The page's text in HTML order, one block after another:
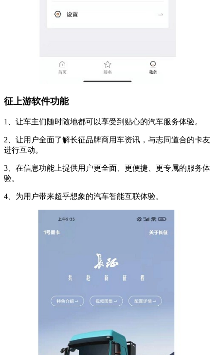
征上游软件功能
1、让车主们随时随地都可以享受到贴心的汽车服务体验。
2、让用户全面了解长征品牌商用车资讯，与志同道合的卡友
进行互动。
3、在信息功能上提供用户更全面、更便捷、更专属的服务体
验。
4、为用户带来超乎想象的汽车智能互联体验。